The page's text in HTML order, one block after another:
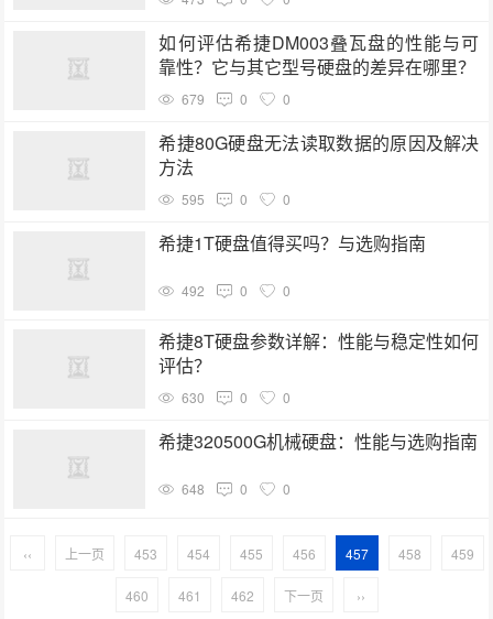
如何评估希捷DM003叠瓦盘的性能与可
靠性？它与其它型号硬盘的差异在哪里？
679 0 0
希捷80G硬盘无法读取数据的原因及解决
方法
595 0 0
希捷1T硬盘值得买吗？与选购指南
492 0 0
希捷8T硬盘参数详解：性能与稳定性如何
评估？
630 0 0
希捷320500G机械硬盘：性能与选购指南
648 0 0
‹‹ 上一页 453 454 455 456 457 458 459
460 461 462 下一页 ››